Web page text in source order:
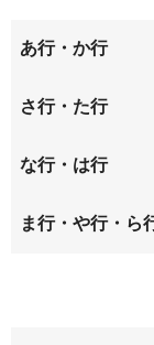
あ行・か行
新井町
飯塚町
さ行・た行
坂田
高林寿町
な行・は行
新島町
ま行・や行・ら